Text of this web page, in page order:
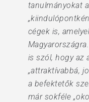
tanulmányokat
cégek is,
is szól, hogy az
„attraktívabbá,
a befektetők
már sokféle